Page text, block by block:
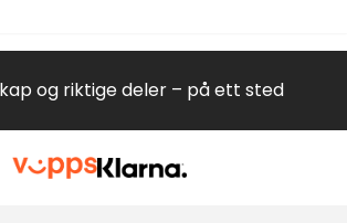
og riktige deler – på ett sted